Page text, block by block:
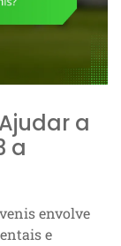
a
a
envolve
e